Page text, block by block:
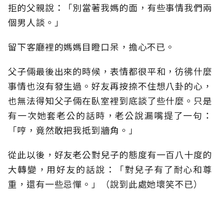
拒的父親說：「別當著我媽的面，有些事情我們兩
個男人談。」
留下客廳裡的媽媽目瞪口呆，擔心不已。
父子倆最後出來的時候，表情都很平和，彷彿什麼
事情也沒有發生過。好友再按捺不住想八卦的心，
也無法得知父子倆在臥室裡到底談了些什麼。只是
有一次她套老公的話時，老公說漏嘴提了一句：
「哼，竟然敢把我抵到牆角。」
從此以後，好友老公對兒子的態度有一百八十度的
大轉變，用好友的話說：「對兒子有了耐心和尊
重，還有一些忌憚。」（說到此處她壞笑不已）